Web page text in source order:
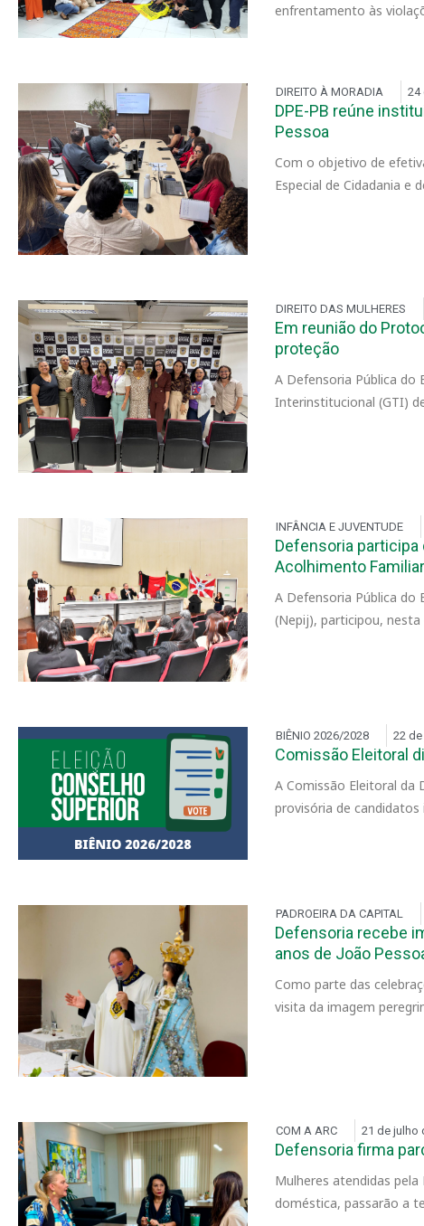
enfrentamento às
DIREITO À MORADIA 24
DPE-PB reúne
Pessoa
Com o objetivo de
Especial de Cidadania e
DIREITO DAS MULHERES
Em reunião do
proteção
A Defensoria Pública do
Interinstitucional (GTI)
INFÂNCIA E JUVENTUDE
Defensoria participa
Acolhimento Familiar
A Defensoria Pública do
(Nepij), participou,
BIÊNIO 2026/2028 22
Comissão Eleitoral
A Comissão Eleitoral da
provisória de
PADROEIRA DA CAPITAL
Defensoria recebe
anos de João
Como parte das
visita da imagem
COM A ARC 21 de julho
Defensoria firma
Mulheres atendidas
doméstica, passarão a